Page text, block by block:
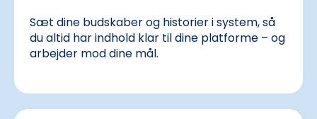
Sæt dine budskaber og historier i system, så
du altid har indhold klar til dine platforme – og
arbejder mod dine mål.